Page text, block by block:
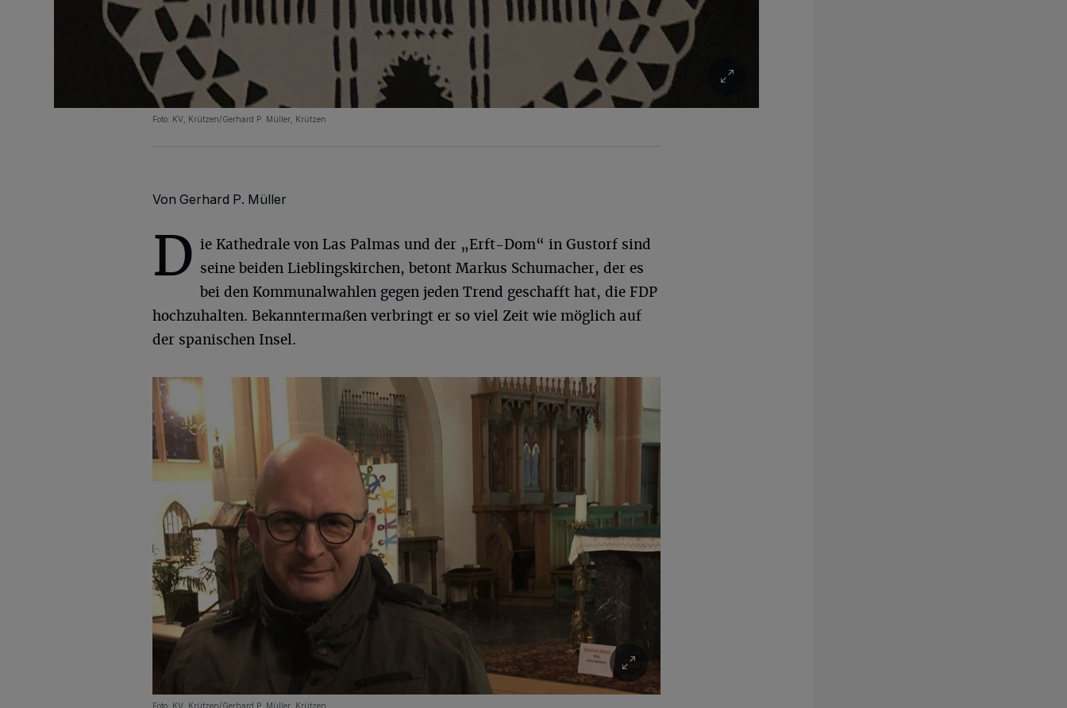
Foto: KV, Krützen/Gerhard P. Müller, Krützen
Von Gerhard P. Müller
D ie Kathedrale von Las Palmas und der „Erft-Dom“ in Gustorf sind
seine beiden Lieblingskirchen, betont Markus Schumacher, der es
bei den Kommunalwahlen gegen jeden Trend geschafft hat, die FDP
hochzuhalten. Bekanntermaßen verbringt er so viel Zeit wie möglich auf
der spanischen Insel.
Foto: KV, Krützen/Gerhard P. Müller, Krützen